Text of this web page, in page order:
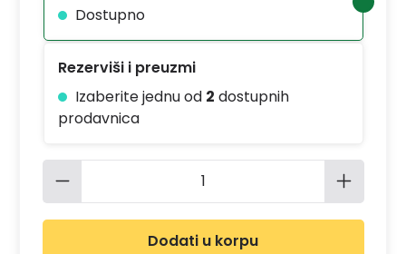
Dostupno
Rezerviši i preuzmi
Izaberite jednu od 2 dostupnih
prodavnica
Količina proizvoda: Unesite
Dodati u korpu